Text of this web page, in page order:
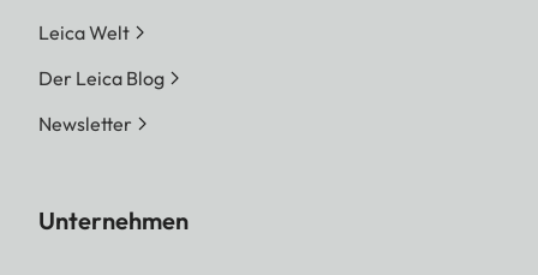
Leica Welt
Der Leica Blog
Newsletter
Unternehmen